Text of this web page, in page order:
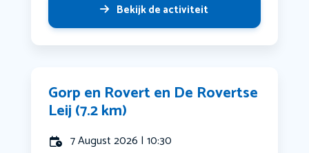
Bekijk de activiteit
Gorp en Rovert en De Rovertse
Leij (7.2 km)
7 August 2026 | 10:30